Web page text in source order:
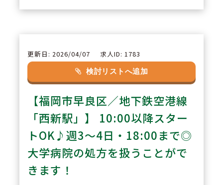
POINT 2
「患者様とのコミュニケーショ
ン」を大事に、ひとり当たりの対
応処方箋枚数の全社平均は19枚ほ
ど。より患者様に対しての服薬指
導に時間をかけることができ、負
担少なく勤務ができる社風の会社
です。
更新日: 2026/04/07 求人ID: 1783
検討リストへ追加
【福岡市早良区／地下鉄空港線
「西新駅」】 10:00以降スター
トOK♪週3～4日・18:00まで◎
大学病院の処方を扱うことがで
きます！